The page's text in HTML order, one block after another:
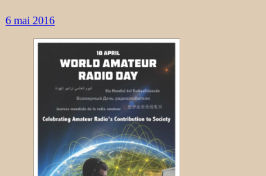
6 mai 2016